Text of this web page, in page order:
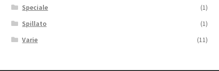
Speciale
(1)
Spillato
(1)
Varie
(11)